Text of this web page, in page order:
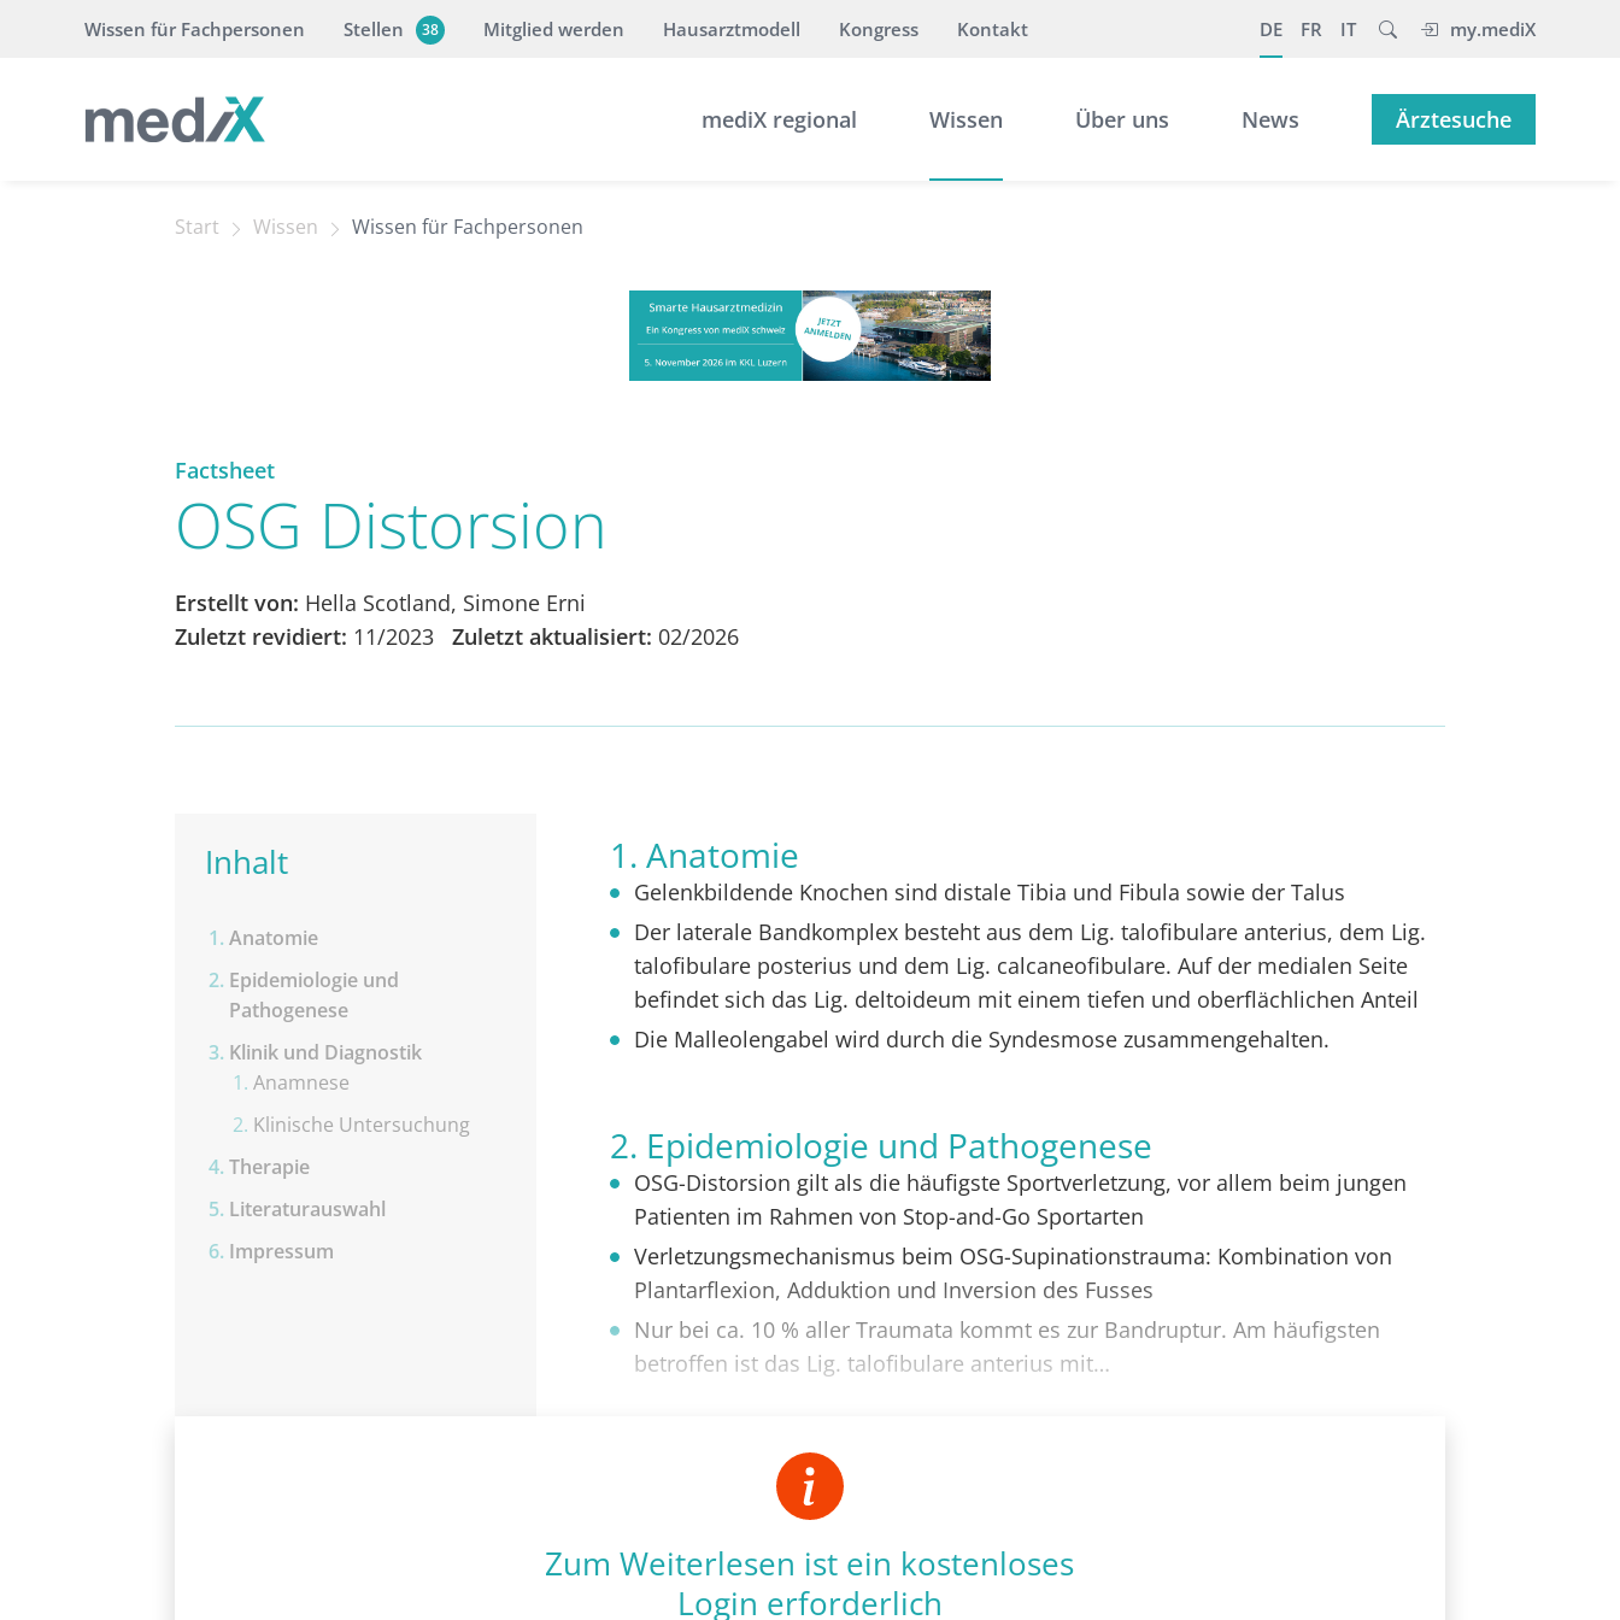
Wissen für Fachpersonen Stellen 38 Mitglied werden Hausarztmodell Kongress Kontakt DE FR IT my.mediX
mediX regional Wissen Über uns News Ärztesuche
Start Wissen Wissen für Fachpersonen
Factsheet
OSG Distorsion
Erstellt von: Hella Scotland, Simone Erni
Zuletzt revidiert: 11/2023 Zuletzt aktualisiert: 02/2026
Inhalt
Anatomie
Epidemiologie und
Pathogenese
Klinik und Diagnostik
Anamnese
Klinische Untersuchung
Therapie
Literaturauswahl
Impressum
1. Anatomie
Gelenkbildende Knochen sind distale Tibia und Fibula sowie der Talus
Der laterale Bandkomplex besteht aus dem Lig. talofibulare anterius, dem Lig.
talofibulare posterius und dem Lig. calcaneofibulare. Auf der medialen Seite
befindet sich das Lig. deltoideum mit einem tiefen und oberflächlichen Anteil
Die Malleolengabel wird durch die Syndesmose zusammengehalten.
2. Epidemiologie und Pathogenese
OSG-Distorsion gilt als die häufigste Sportverletzung, vor allem beim jungen
Patienten im Rahmen von Stop-and-Go Sportarten
Verletzungsmechanismus beim OSG-Supinationstrauma: Kombination von
Plantarflexion, Adduktion und Inversion des Fusses
Nur bei ca. 10 % aller Traumata kommt es zur Bandruptur. Am häufigsten
betroffen ist das Lig. talofibulare anterius mit…
Zum Weiterlesen ist ein kostenloses
Login erforderlich